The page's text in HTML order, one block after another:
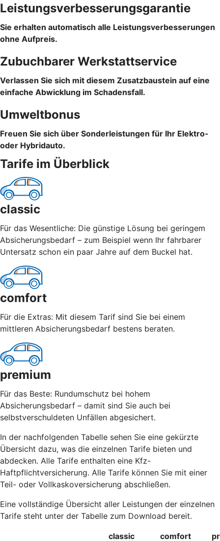
Leistungsverbesserungsgarantie
Sie erhalten automatisch alle Leistungsverbesserungen
ohne Aufpreis.
Zubuchbarer Werkstattservice
Verlassen Sie sich mit diesem Zusatzbaustein auf eine
einfache Abwicklung im Schadensfall.
Umweltbonus
Freuen Sie sich über Sonderleistungen für Ihr Elektro-
oder Hybridauto.
Tarife im Überblick
classic
Für das Wesentliche: Die günstige Lösung bei geringem
Absicherungsbedarf – zum Beispiel wenn Ihr fahrbarer
Untersatz schon ein paar Jahre auf dem Buckel hat.
comfort
Für die Extras: Mit diesem Tarif sind Sie bei einem
mittleren Absicherungsbedarf bestens beraten.
premium
Für das Beste: Rundumschutz bei hohem
Absicherungsbedarf – damit sind Sie auch bei
selbstverschuldeten Unfällen abgesichert.
In der nachfolgenden Tabelle sehen Sie eine gekürzte
Übersicht dazu, was die einzelnen Tarife bieten und
abdecken. Alle Tarife enthalten eine Kfz-
Haftpflichtversicherung. Alle Tarife können Sie mit einer
Teil- oder Vollkaskoversicherung abschließen.
Eine vollständige Übersicht aller Leistungen der einzelnen
Tarife steht unter der Tabelle zum Download bereit.
classic comfort